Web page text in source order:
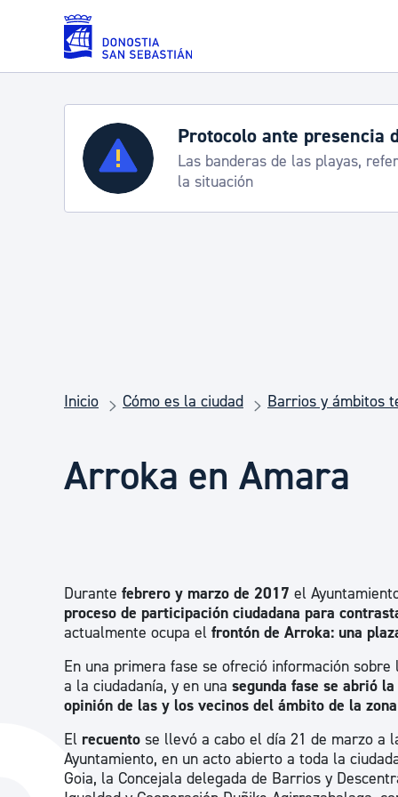
Saltar al contenido principal
Servicios
Padrón y asuntos personales
Seguridad ciudadana y emergencias
Salud Pública, animales y consumo
Participación ciudadana y asociacionismo
Deporte
Semana Grande 2026:
8-15 agosto
Inicio Cómo es la ciudad Barrios y ámbitos
Arroka en Amara
Durante febrero y marzo de 2017 el
proceso de participación ciudadana para
actualmente ocupa el frontón de Arroka: una
En una primera fase se ofreció información
a la ciudadanía, y en una segunda fase se abrió
opinión de las y los vecinos del ámbito de la
El recuento se llevó a cabo el día 21 de marzo a
Ayuntamiento, en un acto abierto a toda la
Goia, la Concejala delegada de Barrios y